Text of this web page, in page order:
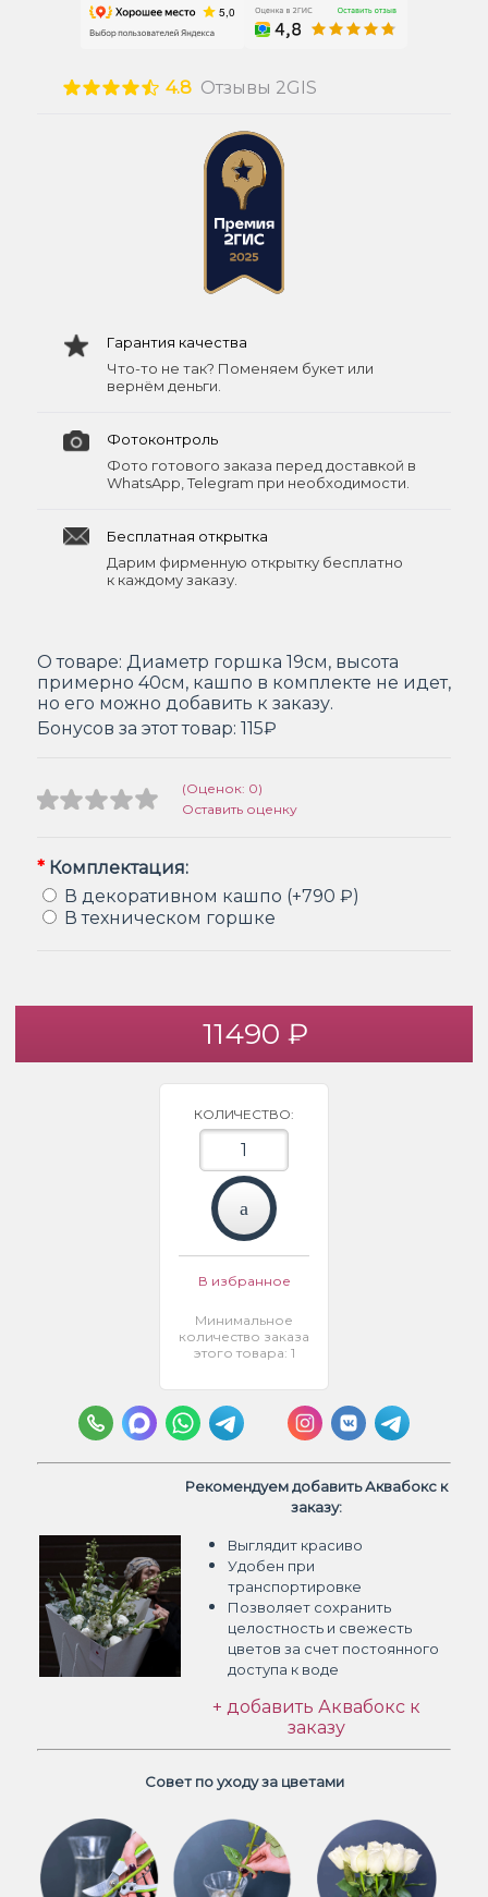
4.8 Отзывы 2GIS
Гарантия качества
Что-то не так? Поменяем букет или
вернём деньги.
Фотоконтроль
Фото готового заказа перед доставкой в
WhatsApp, Telegram при необходимости.
Бесплатная открытка
Дарим фирменную открытку бесплатно
к каждому заказу.
О товаре: Диаметр горшка 19см, высота
примерно 40см, кашпо в комплекте не идет,
но его можно добавить к заказу.
Бонусов за этот товар: 115₽
(Оценок: 0)
Оставить оценку
* Комплектация:
В декоративном кашпо (+790 ₽)
В техническом горшке
11490 ₽
КОЛИЧЕСТВО:
В избранное
Минимальное
количество заказа
этого товара: 1
Рекомендуем добавить Аквабокс к
заказу:
Выглядит красиво
Удобен при
транспортировке
Позволяет сохранить
целостность и свежесть
цветов за счет постоянного
доступа к воде
+ добавить Аквабокс к
заказу
Совет по уходу за цветами